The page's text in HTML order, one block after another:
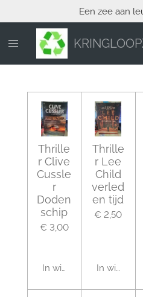
direct
naar
hoofdinhoud
Een zee aan
Thrille
r Clive
Cussle
r
Doden
schip
€ 3,00
In winkelwagen
Thrille
r Lee
Child
verled
en tijd
€ 2,50
In